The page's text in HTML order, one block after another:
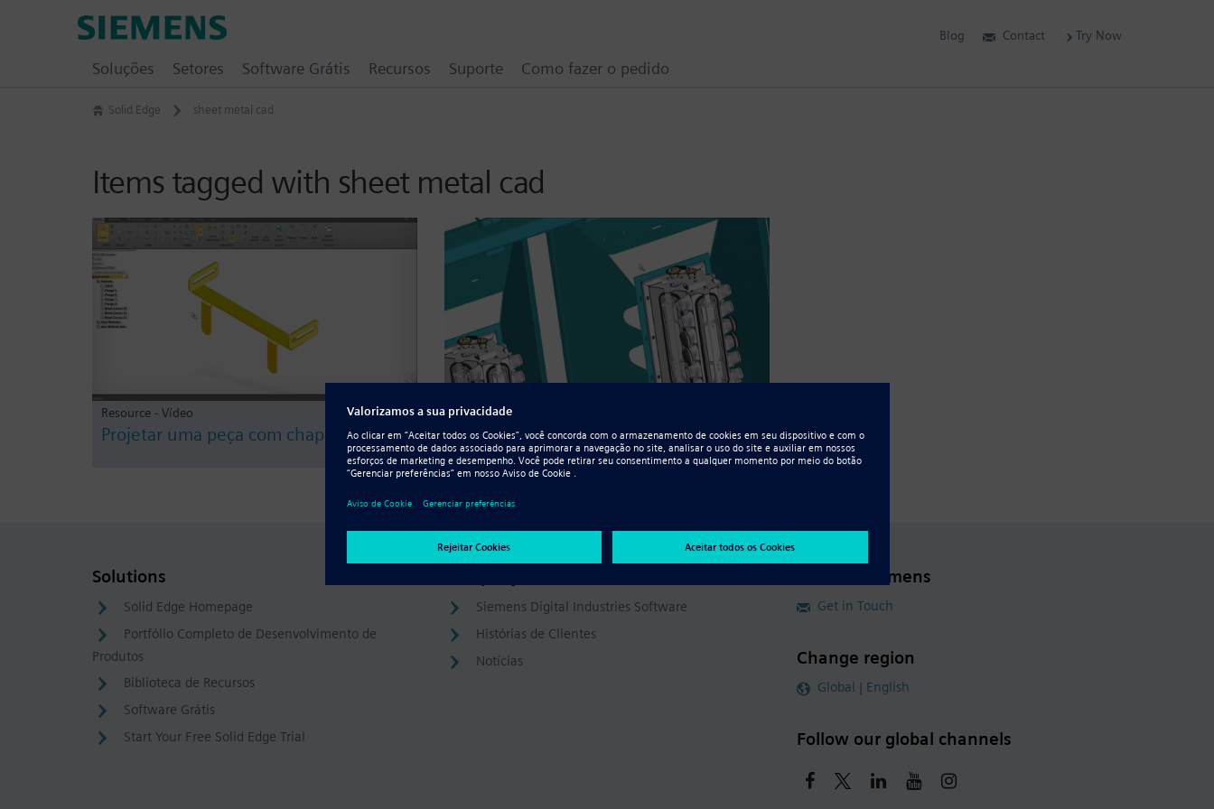
Solid Edge sheet metal cad
Items tagged with sheet metal cad
Resource - Vídeo
Projetar uma peça com chapa metálica
Resource - Vídeo
Quebra Reta de Chapa Metálica
Solutions
Solid Edge Homepage
Portfólio Completo de Desenvolvimento de
Produtos
Biblioteca de Recursos
Software Grátis
Start Your Free Solid Edge Trial
Siemens Digital Industries Software
Histórias de Clientes
Notícias
Contact Siemens
Get in Touch
Change region
Global | English
Follow our global channels
Blog Contact Try Now
Soluções Setores Software Grátis Recursos Suporte Como fazer o pedido